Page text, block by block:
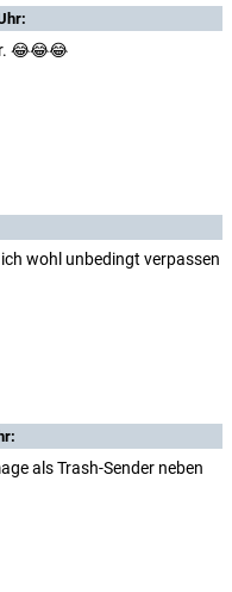
😂😂😂
wohl unbedingt verpassen
als Trash-Sender neben